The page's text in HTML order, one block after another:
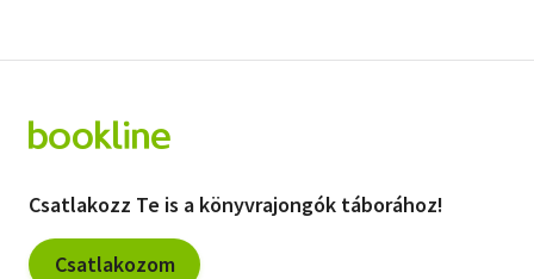
Csatlakozz Te is a könyvrajongók táborához!
Csatlakozom